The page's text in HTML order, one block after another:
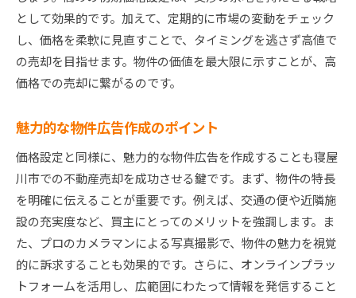
として効果的です。加えて、定期的に市場の変動をチェック
し、価格を柔軟に見直すことで、タイミングを逃さず高値で
の売却を目指せます。物件の価値を最大限に示すことが、高
価格での売却に繋がるのです。
魅力的な物件広告作成のポイント
価格設定と同様に、魅力的な物件広告を作成することも寝屋
川市での不動産売却を成功させる鍵です。まず、物件の特長
を明確に伝えることが重要です。例えば、交通の便や近隣施
設の充実度など、買主にとってのメリットを強調します。ま
た、プロのカメラマンによる写真撮影で、物件の魅力を視覚
的に訴求することも効果的です。さらに、オンラインプラッ
トフォームを活用し、広範囲にわたって情報を発信すること